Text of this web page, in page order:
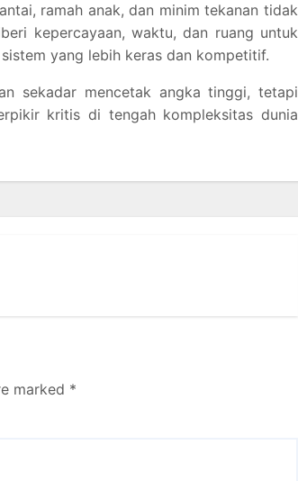
ramah anak, dan minim tekanan tidak
kepercayaan, waktu, dan ruang untuk
yang lebih keras dan kompetitif.
sekadar mencetak angka tinggi, tetapi
kritis di tengah kompleksitas dunia
marked *